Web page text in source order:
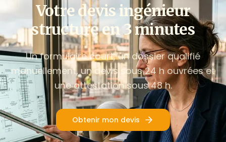
Votre devis ingénieur
structure en 3 minutes
Un formulaire court, un dossier qualifié
manuellement, un devis sous 24 h ouvrées et
une attestation sous 48 h.
Obtenir mon devis